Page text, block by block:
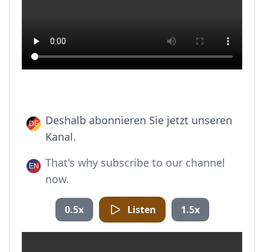
Deshalb abonnieren Sie jetzt unseren
Kanal.
That's why subscribe to our channel
now.
0.5x Listen 1.5x